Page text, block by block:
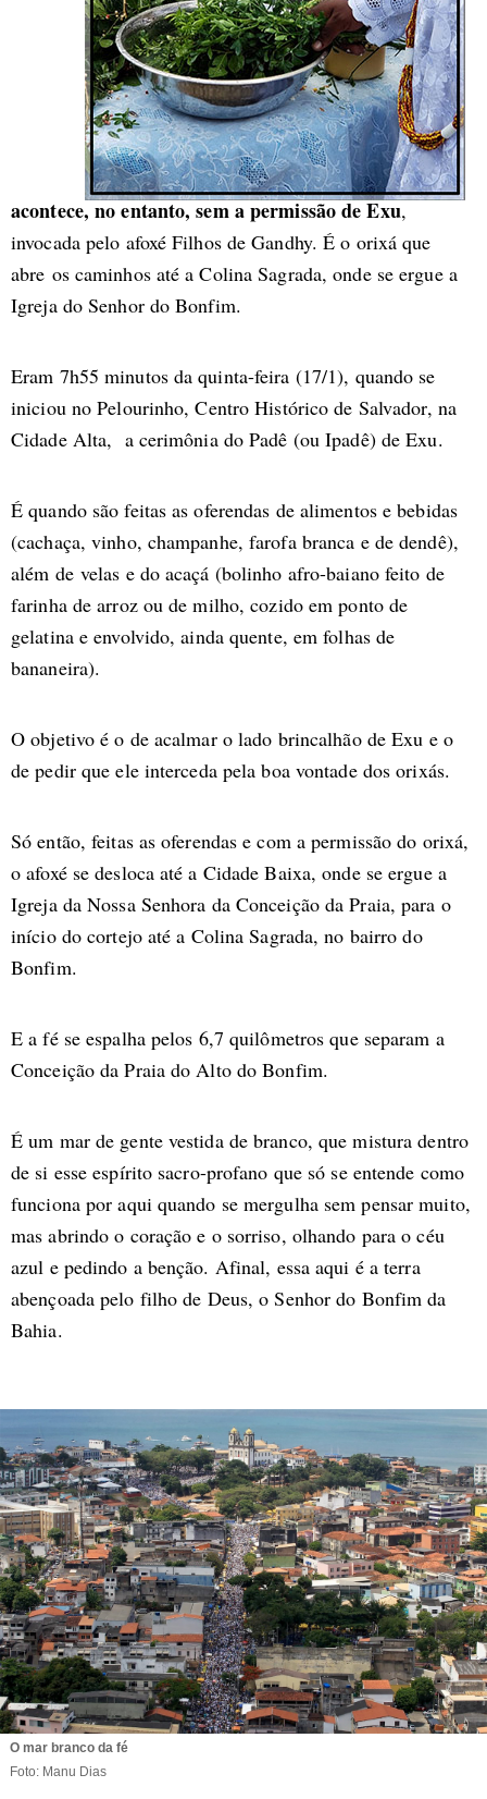
acontece, no entanto, sem a permissão de Exu,
invocada pelo afoxé Filhos de Gandhy. É o orixá que
abre os caminhos até a Colina Sagrada, onde se ergue a
Igreja do Senhor do Bonfim.
Eram 7h55 minutos da quinta-feira (17/1), quando se
iniciou no Pelourinho, Centro Histórico de Salvador, na
Cidade Alta, a cerimônia do Padê (ou Ipadê) de Exu.
É quando são feitas as oferendas de alimentos e bebidas
(cachaça, vinho, champanhe, farofa branca e de dendê),
além de velas e do acaçá (bolinho afro-baiano feito de
farinha de arroz ou de milho, cozido em ponto de
gelatina e envolvido, ainda quente, em folhas de
bananeira).
O objetivo é o de acalmar o lado brincalhão de Exu e o
de pedir que ele interceda pela boa vontade dos orixás.
Só então, feitas as oferendas e com a permissão do orixá,
o afoxé se desloca até a Cidade Baixa, onde se ergue a
Igreja da Nossa Senhora da Conceição da Praia, para o
início do cortejo até a Colina Sagrada, no bairro do
Bonfim.
E a fé se espalha pelos 6,7 quilômetros que separam a
Conceição da Praia do Alto do Bonfim.
É um mar de gente vestida de branco, que mistura dentro
de si esse espírito sacro-profano que só se entende como
funciona por aqui quando se mergulha sem pensar muito,
mas abrindo o coração e o sorriso, olhando para o céu
azul e pedindo a benção. Afinal, essa aqui é a terra
abençoada pelo filho de Deus, o Senhor do Bonfim da
Bahia.
O mar branco da fé
Foto: Manu Dias